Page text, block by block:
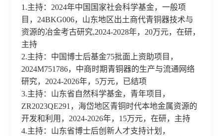
1.主持：2024年中国国家社会科学基金，一般项
目，24BKG006，山东地区出土商代青铜器技术与
资源的冶金考古研究,2024-2028年，20万元，在研，
主持
2.主持：中国博士后基金75批面上资助项目，
2024M751786，中商时期青铜器的生产与流通网络
研究，2024-2026年，5万元，已结项
3.主持：山东省自然科学基金，青年项目，
ZR2023QE291，海岱地区青铜时代本地金属资源的
开发和利用，2024-2026年，15万元，在研，主持
4.主持：山东省博士后创新人才支持计划，